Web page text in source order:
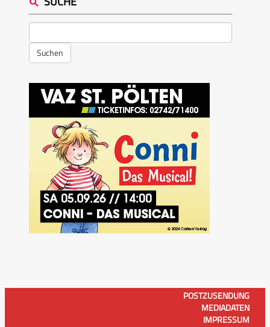
Suchen
POSTZUSENDUNG
MEDIADATEN
IMPRESSUM